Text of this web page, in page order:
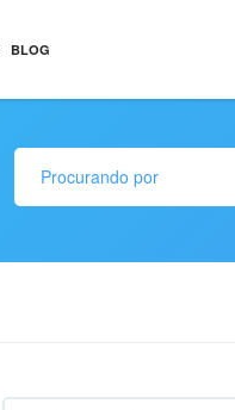
BLOG